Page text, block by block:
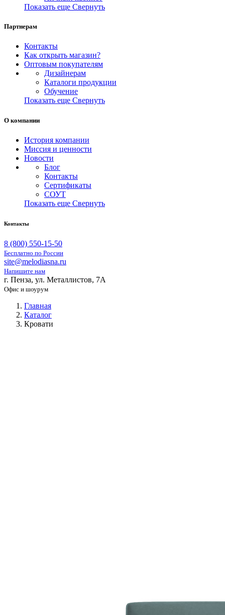
Показать еще Свернуть
Партнерам
Контакты
Как открыть магазин?
Оптовым покупателям
Дизайнерам
Каталоги продукции
Обучение
Показать еще Свернуть
О компании
История компании
Миссия и ценности
Новости
Блог
Контакты
Сертификаты
СОУТ
Показать еще Свернуть
Контакты
8 (800) 550-15-50
Бесплатно по России
site@melodiasna.ru
Напишите нам
г. Пенза, ул. Металлистов, 7А
Офис и шоурум
Главная
Каталог
Кровати